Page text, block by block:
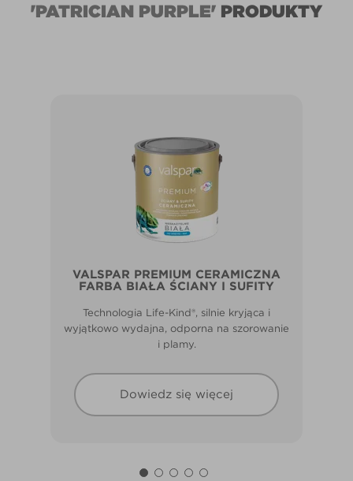
'PATRICIAN PURPLE' PRODUKTY
VALSPAR PREMIUM CERAMICZNA
FARBA BIAŁA ŚCIANY I SUFITY
Technologia Life-Kind®, silnie kryjąca i
wyjątkowo wydajna, odporna na szorowanie
i plamy.
Dowiedz się więcej